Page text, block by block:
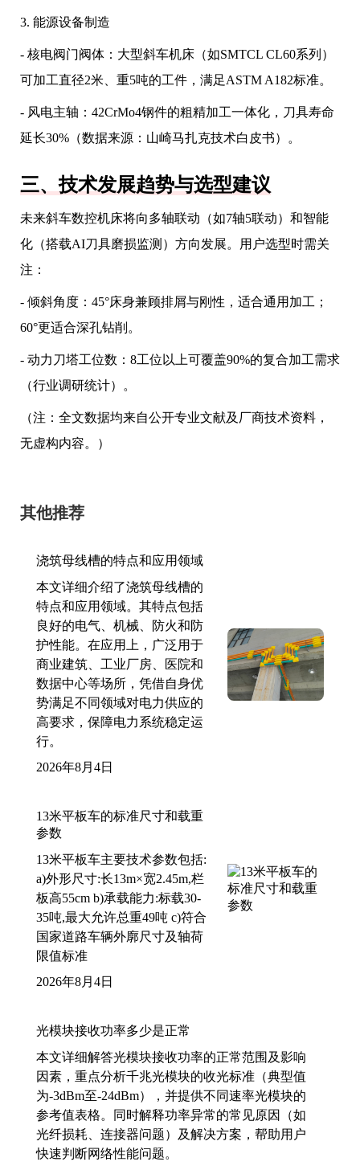
3. 能源设备制造
- 核电阀门阀体：大型斜车机床（如SMTCL CL60系列）
可加工直径2米、重5吨的工件，满足ASTM A182标准。
- 风电主轴：42CrMo4钢件的粗精加工一体化，刀具寿命
延长30%（数据来源：山崎马扎克技术白皮书）。
三、技术发展趋势与选型建议
未来斜车数控机床将向多轴联动（如7轴5联动）和智能
化（搭载AI刀具磨损监测）方向发展。用户选型时需关
注：
- 倾斜角度：45°床身兼顾排屑与刚性，适合通用加工；
60°更适合深孔钻削。
- 动力刀塔工位数：8工位以上可覆盖90%的复合加工需求
（行业调研统计）。
（注：全文数据均来自公开专业文献及厂商技术资料，
无虚构内容。）
其他推荐
浇筑母线槽的特点和应用领域
本文详细介绍了浇筑母线槽的
特点和应用领域。其特点包括
良好的电气、机械、防火和防
护性能。在应用上，广泛用于
商业建筑、工业厂房、医院和
数据中心等场所，凭借自身优
势满足不同领域对电力供应的
高要求，保障电力系统稳定运
行。
2026年8月4日
13米平板车的标准尺寸和载重
参数
13米平板车主要技术参数包括:
a)外形尺寸:长13m×宽2.45m,栏
板高55cm b)承载能力:标载30-
35吨,最大允许总重49吨 c)符合
国家道路车辆外廓尺寸及轴荷
限值标准
2026年8月4日
光模块接收功率多少是正常
本文详细解答光模块接收功率的正常范围及影响
因素，重点分析千兆光模块的收光标准（典型值
为-3dBm至-24dBm），并提供不同速率光模块的
参考值表格。同时解释功率异常的常见原因（如
光纤损耗、连接器问题）及解决方案，帮助用户
快速判断网络性能问题。